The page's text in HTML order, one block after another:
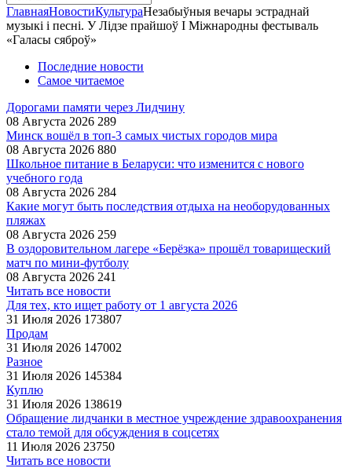
ГлавнаяНовостиКультураНезабыўныя вечары эстраднай
музыкі і песні. У Лідзе прайшоў І Міжнародны фестываль
«Галасы сяброў»
Последние новости
Самое читаемое
Дорогами памяти через Лидчину
08 Августа 2026 289
Минск вошёл в топ-3 самых чистых городов мира
08 Августа 2026 880
Школьное питание в Беларуси: что изменится с нового
учебного года
08 Августа 2026 284
Какие могут быть последствия отдыха на необорудованных
пляжах
08 Августа 2026 259
В оздоровительном лагере «Берёзка» прошёл товарищеский
матч по мини-футболу
08 Августа 2026 241
Читать все новости
Для тех, кто ищет работу от 1 августа 2026
31 Июля 2026 173807
Продам
31 Июля 2026 147002
Разное
31 Июля 2026 145384
Куплю
31 Июля 2026 138619
Обращение лидчанки в местное учреждение здравоохранения
стало темой для обсуждения в соцсетях
11 Июля 2026 23750
Читать все новости